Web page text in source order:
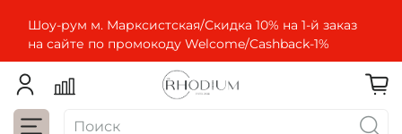
Шоу-рум м. Марксистская/Скидка 10% на 1-й заказ
на сайте по промокоду Welcome/Cashbaсk-1%